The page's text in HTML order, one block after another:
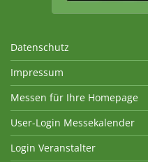
Datenschutz
Impressum
Messen für Ihre Homepage
User-Login Messekalender
Login Veranstalter